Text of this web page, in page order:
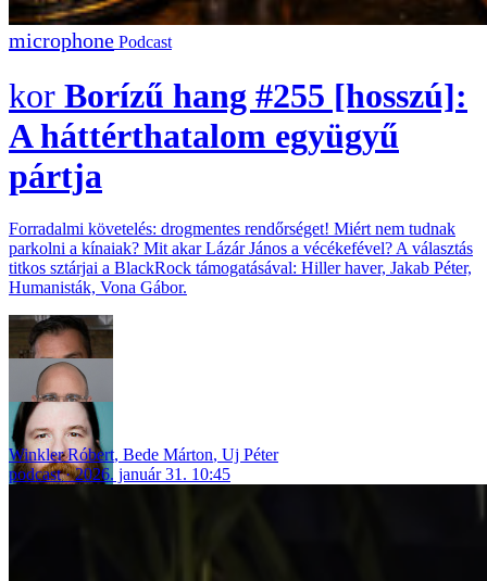
Podcast
Borízű hang #255 [hosszú]:
A háttérthatalom együgyű
pártja
Forradalmi követelés: drogmentes rendőrséget! Miért nem tudnak
parkolni a kínaiak? Mit akar Lázár János a vécékefével? A választás
titkos sztárjai a BlackRock támogatásával: Hiller haver, Jakab Péter,
Humanisták, Vona Gábor.
Winkler Róbert, Bede Márton, Uj Péter
podcast
2026. január 31. 10:45